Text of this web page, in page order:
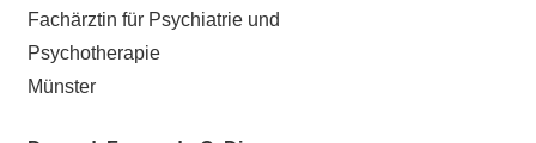
Fachärztin für Psychiatrie und
Psychotherapie
Münster